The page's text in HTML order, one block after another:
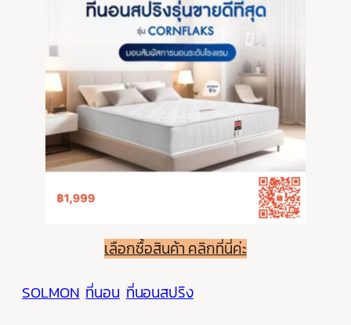
เลือกซื้อสินค้า คลิกที่นี่ค่ะ
SOLMON ที่นอน ที่นอนสปริง